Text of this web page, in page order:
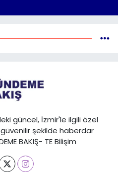
güncel, İzmir'le ilgili özel
şekilde haberdar
BAKIŞ- TE Bilişim